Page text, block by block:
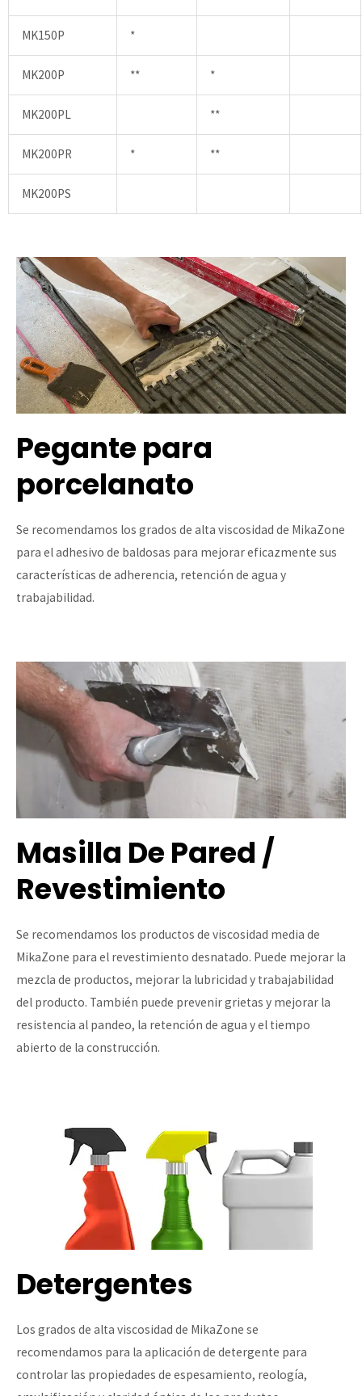
MK150P *
MK200P ** *
MK200PL **
MK200PR * **
MK200PS
Pegante para
porcelanato
Se recomendamos los grados de alta viscosidad de MikaZone
para el adhesivo de baldosas para mejorar eficazmente sus
características de adherencia, retención de agua y
trabajabilidad.
Masilla De Pared /
Revestimiento
Se recomendamos los productos de viscosidad media de
MikaZone para el revestimiento desnatado. Puede mejorar la
mezcla de productos, mejorar la lubricidad y trabajabilidad
del producto. También puede prevenir grietas y mejorar la
resistencia al pandeo, la retención de agua y el tiempo
abierto de la construcción.
Detergentes
Los grados de alta viscosidad de MikaZone se
recomendamos para la aplicación de detergente para
controlar las propiedades de espesamiento, reología,